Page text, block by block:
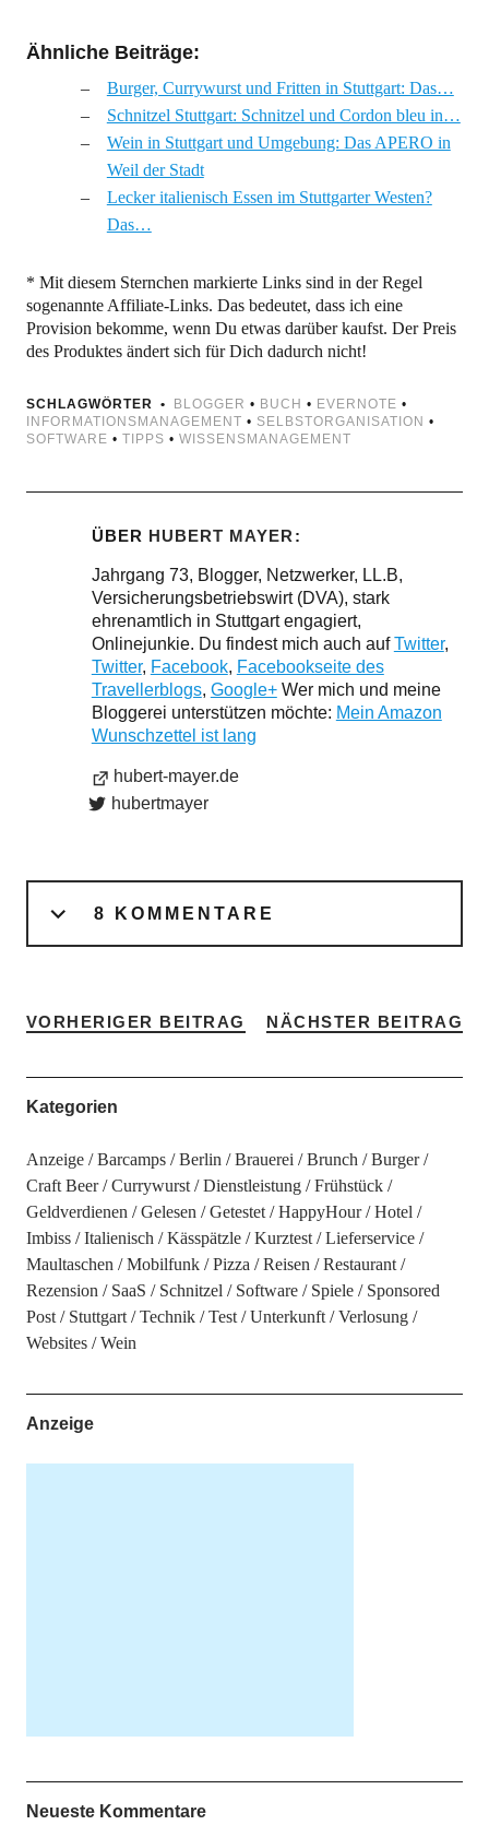
Ähnliche Beiträge:
Burger, Currywurst und Fritten in Stuttgart: Das…
Schnitzel Stuttgart: Schnitzel und Cordon bleu in…
Wein in Stuttgart und Umgebung: Das APERO in
Weil der Stadt
Lecker italienisch Essen im Stuttgarter Westen?
Das…
* Mit diesem Sternchen markierte Links sind in der Regel
sogenannte Affiliate-Links. Das bedeutet, dass ich eine
Provision bekomme, wenn Du etwas darüber kaufst. Der Preis
des Produktes ändert sich für Dich dadurch nicht!
SCHLAGWÖRTER BLOGGER • BUCH • EVERNOTE •
INFORMATIONSMANAGEMENT • SELBSTORGANISATION •
SOFTWARE • TIPPS • WISSENSMANAGEMENT
ÜBER HUBERT MAYER
Jahrgang 73, Blogger, Netzwerker, LL.B,
Versicherungsbetriebswirt (DVA), stark
ehrenamtlich in Stuttgart engagiert,
Onlinejunkie. Du findest mich auch aufTwitter,
Twitter, Facebook, Facebookseite des
Travellerblogs, Google+Wer mich und meine
Bloggerei unterstützen möchte: Mein Amazon
Wunschzettel ist lang
hubert-mayer.de
hubertmayer
8 KOMMENTARE
VORHERIGER BEITRAG NÄCHSTER BEITRAG
Kategorien
Anzeige Barcamps Berlin Brauerei Brunch
Burger
Craft Beer
Currywurst Dienstleistung
Frühstück
Geldverdienen
Gelesen Getestet HappyHour
Hotel
Imbiss
Italienisch Kässpätzle Kurztest
Lieferservice
Maultaschen
Mobilfunk Pizza Reisen
Restaurant
Rezension
SaaS Schnitzel Software Spiele
Sponsored
Post
Stuttgart Technik Test Unterkunft
Verlosung
Websites
Wein
Anzeige
Neueste Kommentare